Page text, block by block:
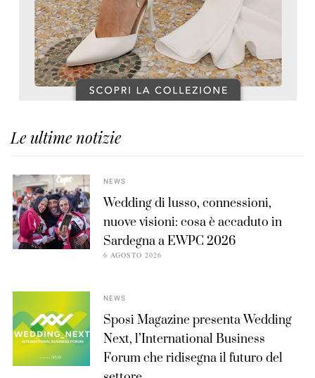
Le ultime notizie
NEWS
Wedding di lusso, connessioni,
nuove visioni: cosa è accaduto in
Sardegna a EWPC 2026
6 AGOSTO 2026
NEWS
Sposi Magazine presenta Wedding
Next, l’International Business
Forum che ridisegna il futuro del